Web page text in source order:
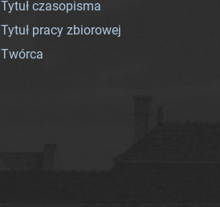
Tytuł czasopisma
Tytuł pracy zbiorowej
Twórca